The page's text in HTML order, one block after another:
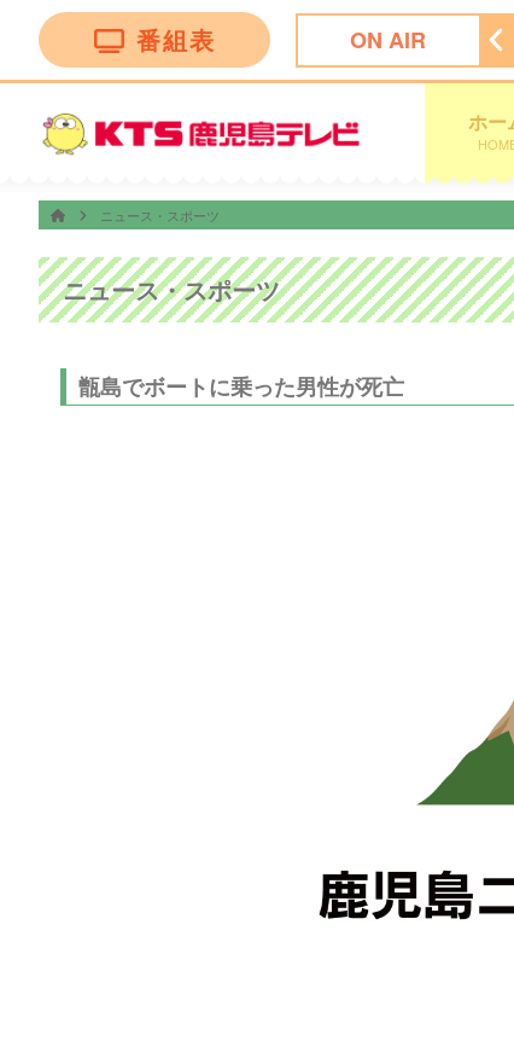
番組表 ON AIR
夜は…焼肉きんぐ＆丸亀製麺！夏の激変グルメ９０分ＳＰ
ホー
ニュース・スポーツ
ニュース・スポーツ
甑島でボートに乗った男性が死亡